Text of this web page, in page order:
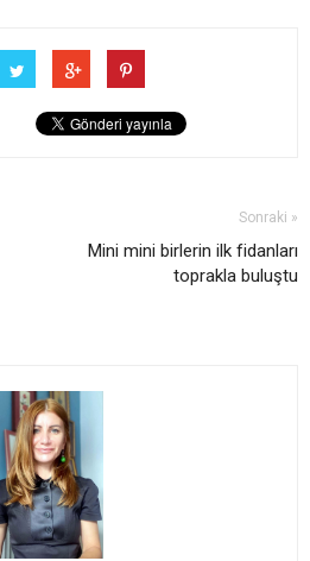
Sonraki »
Mini mini birlerin ilk fidanları
toprakla buluştu